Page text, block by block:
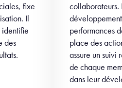
fixe
Il
identifie
des
collaborateurs.
performances
place des
assure un suivi
de chaque
dans leur